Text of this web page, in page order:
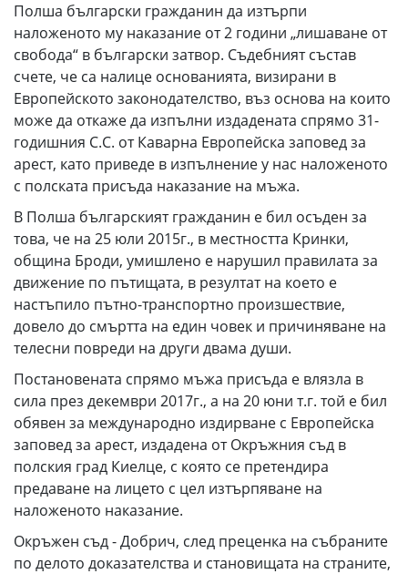
Полша български гражданин да изтърпи
наложеното му наказание от 2 години „лишаване от
свобода“ в български затвор. Съдебният състав
счете, че са налице основанията, визирани в
Европейското законодателство, въз основа на които
може да откаже да изпълни издадената спрямо 31-
годишния С.С. от Каварна Европейска заповед за
арест, като приведе в изпълнение у нас наложеното
с полската присъда наказание на мъжа.
В Полша българският гражданин е бил осъден за
това, че на 25 юли 2015г., в местността Кринки,
община Броди, умишлено е нарушил правилата за
движение по пътищата, в резултат на което е
настъпило пътно-транспортно произшествие,
довело до смъртта на един човек и причиняване на
телесни повреди на други двама души.
Постановената спрямо мъжа присъда е влязла в
сила през декември 2017г., а на 20 юни т.г. той е бил
обявен за международно издирване с Европейска
заповед за арест, издадена от Окръжния съд в
полския град Киелце, с която се претендира
предаване на лицето с цел изтърпяване на
наложеното наказание.
Окръжен съд - Добрич, след преценка на събраните
по делото доказателства и становищата на страните,